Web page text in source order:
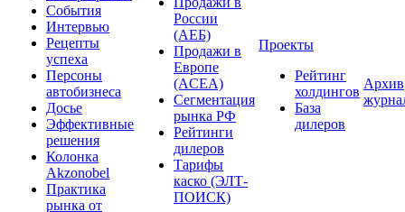
События
Интервью
Рецепты
успеха
Персоны
автобизнеса
Досье
Эффективные
решения
Колонка
Akzonobel
Практика
рынка от
России
(АЕБ)
Продажи в
Европе
(ACEA)
Сегментация
рынка РФ
Рейтинги
дилеров
Тарифы
каско (ЭЛТ-
ПОИСК)
Проекты
Рейтинг
холдингов
База
дилеров
Архив